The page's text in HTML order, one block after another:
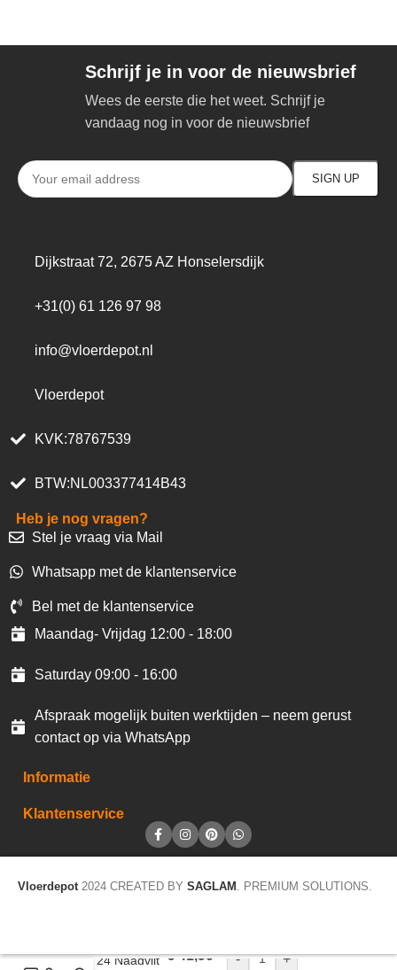
Schrijf je in voor de nieuwsbrief
Wees de eerste die het weet. Schrijf je
vandaag nog in voor de nieuwsbrief
Dijkstraat 72, 2675 AZ Honselersdijk
+31(0) 61 126 97 98
info@vloerdepot.nl
Vloerdepot
KVK:78767539
BTW:NL003377414B43
Heb je nog vragen?
Stel je vraag via Mail
Whatsapp met de klantenservice
Bel met de klantenservice
Maandag- Vrijdag 12:00 - 18:00
Saturday 09:00 - 16:00
Afspraak mogelijk buiten werktijden – neem gerust
contact op via WhatsApp
Informatie
Klantenservice
Vloerdepot 2024 CREATED BY SAGLAM . PREMIUM SOLUTIONS.
Atelier 24 Naadvilt €41,90
- +